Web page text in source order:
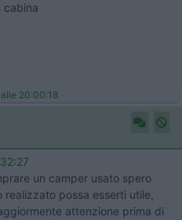
cabina
20:00:18
un camper usato spero
possa esserti utile,
attenzione prima di